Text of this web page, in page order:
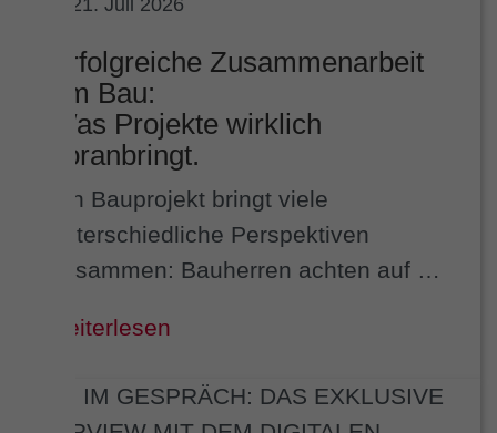
Erfolgreiche Zusammenarbeit
am Bau:
Was Projekte wirklich
voranbringt.
Ein Bauprojekt bringt viele
unterschiedliche Perspektiven
zusammen: Bauherren achten auf …
weiterlesen